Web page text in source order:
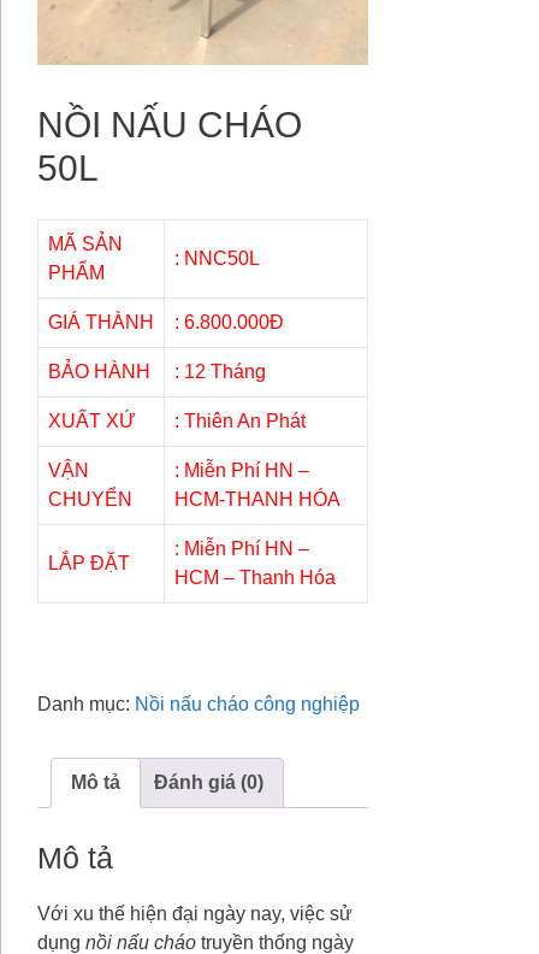
NỒI NẤU CHÁO
50L
MÃ SẢN
PHẨM
: NNC50L
GIÁ THÀNH : 6.800.000Đ
BẢO HÀNH : 12 Tháng
XUẤT XỨ : Thiên An Phát
VẬN
CHUYỂN
: Miễn Phí HN –
HCM-THANH HÓA
LẮP ĐẶT
: Miễn Phí HN –
HCM – Thanh Hóa
Danh mục: Nồi nấu cháo công nghiệp
Mô tả Đánh giá (0)
Mô tả
Với xu thế hiện đại ngày nay, việc sử
dụng nồi nấu cháo truyền thống ngày